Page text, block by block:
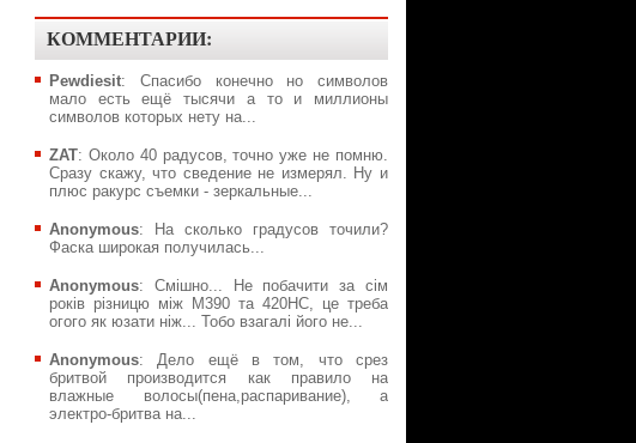
КОММЕНТАРИИ:
Pewdiesit: Спасибо конечно но символов
мало есть ещё тысячи а то и миллионы
символов которых нету на...
ZAT: Около 40 радусов, точно уже не помню.
Сразу скажу, что сведение не измерял. Ну и
плюс ракурс съемки - зеркальные...
Anonymous: На сколько градусов точили?
Фаска широкая получилась...
Anonymous: Смішно... Не побачити за сім
років різницю між М390 та 420НС, це треба
огого як юзати ніж... Тобо взагалі його не...
Anonymous: Дело ещё в том, что срез
бритвой производится как правило на
влажные волосы(пена,распаривание), а
электро-бритва на...